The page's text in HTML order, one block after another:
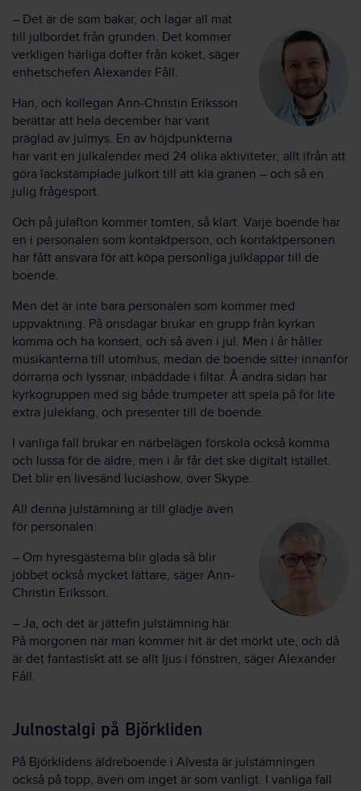
– Det är de som bakar, och lagar all mat
till julbordet från grunden. Det kommer
verkligen härliga dofter från köket, säger
enhetschefen Alexander Fåll.
Han, och kollegan Ann-Christin Eriksson
berättar att hela december har varit
präglad av julmys. En av höjdpunkterna
har varit en julkalender med 24 olika aktiviteter; allt ifrån att
göra lackstämplade julkort till att klä granen – och så en
julig frågesport.
Och på julafton kommer tomten, så klart. Varje boende har
en i personalen som kontaktperson, och kontaktpersonen
har fått ansvara för att köpa personliga julklappar till de
boende.
Men det är inte bara personalen som kommer med
uppvaktning. På onsdagar brukar en grupp från kyrkan
komma och ha konsert, och så även i jul. Men i år håller
musikanterna till utomhus, medan de boende sitter innanför
dörrarna och lyssnar, inbäddade i filtar. Å andra sidan har
kyrkogruppen med sig både trumpeter att spela på för lite
extra juleklang, och presenter till de boende.
I vanliga fall brukar en närbelägen förskola också komma
och lussa för de äldre, men i år får det ske digitalt istället.
Det blir en livesänd luciashow, över Skype.
All denna julstämning är till glädje även
för personalen.
– Om hyresgästerna blir glada så blir
jobbet också mycket lättare, säger Ann-
Christin Eriksson.
– Ja, och det är jättefin julstämning här.
På morgonen när man kommer hit är det mörkt ute, och då
är det fantastiskt att se allt ljus i fönstren, säger Alexander
Fåll.
Julnostalgi på Björkliden
På Björklidens äldreboende i Alvesta är julstämningen
också på topp, även om inget är som vanligt. I vanliga fall